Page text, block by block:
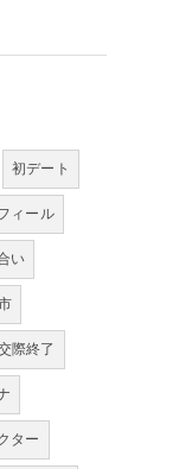
初デート
ィール
い
際終了
ター